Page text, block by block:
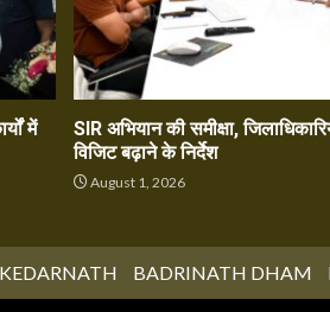
में
SIR अभियान की समीक्षा,
विजिट बढ़ाने के निर्देश
August 1, 2026
KEDARNATH BADRINATH DHAM